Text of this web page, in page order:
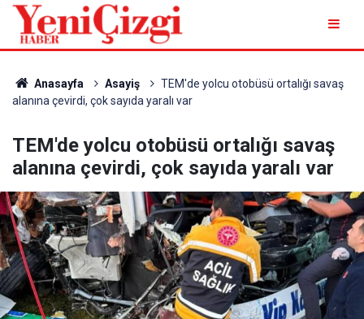
Anasayfa Asayiş
TEM'de yolcu otobüsü ortalığı savaş
alanına çevirdi, çok sayıda yaralı var
TEM'de yolcu otobüsü ortalığı savaş
alanına çevirdi, çok sayıda yaralı var